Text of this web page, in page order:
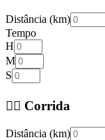
Distância (km)
Tempo
H
M
S
🏃‍♀️ Corrida
Distância (km)